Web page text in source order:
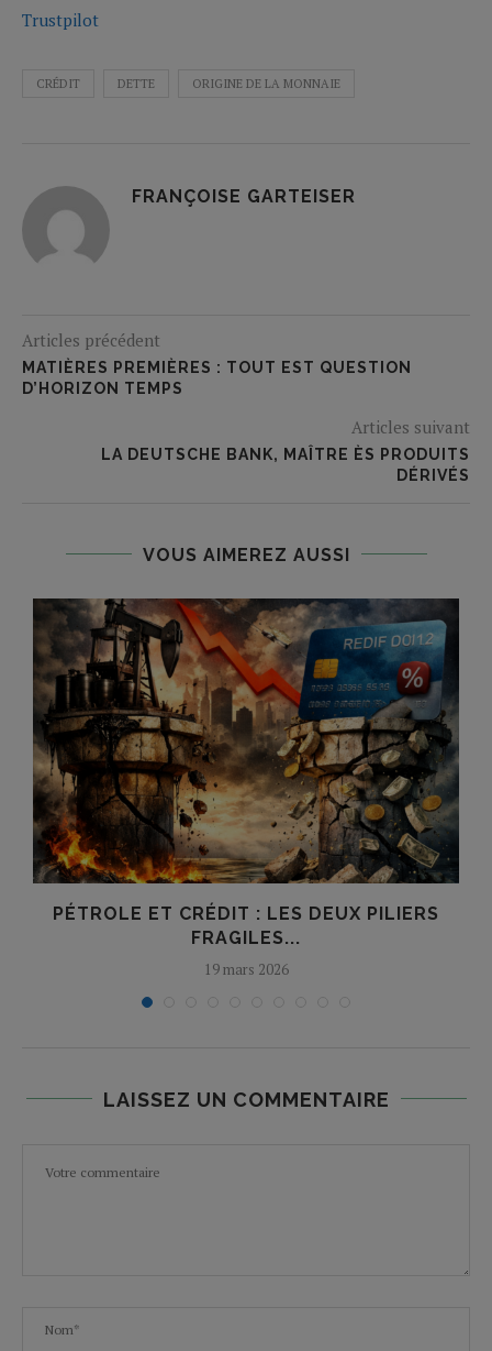
Trustpilot
CRÉDIT DETTE ORIGINE DE LA MONNAIE
FRANÇOISE GARTEISER
Articles précédent
MATIÈRES PREMIÈRES : TOUT EST QUESTION
D’HORIZON TEMPS
Articles suivant
LA DEUTSCHE BANK, MAÎTRE ÈS PRODUITS
DÉRIVÉS
VOUS AIMEREZ AUSSI
PÉTROLE ET CRÉDIT : LES DEUX PILIERS
FRAGILES...
19 mars 2026
LAISSEZ UN COMMENTAIRE